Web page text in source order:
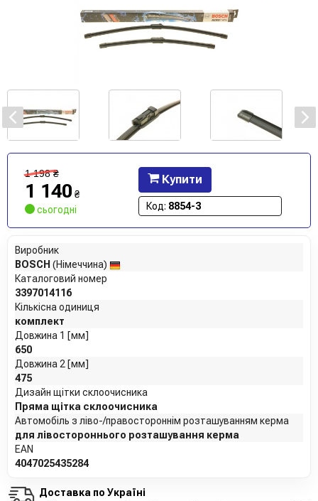
1 198 ₴
1 140 ₴
сьогодні
Купити
Код: 8854-3
Виробник
BOSCH (Німеччина)
Каталоговий номер
3397014116
Кількісна одиниця
комплект
Довжина 1 [мм]
650
Довжина 2 [мм]
475
Дизайн щітки склоочисника
Пряма щітка склоочисника
Автомобіль з ліво-/правостороннім розташуванням керма
для лівостороннього розташування керма
EAN
4047025435284
Доставка по Україні